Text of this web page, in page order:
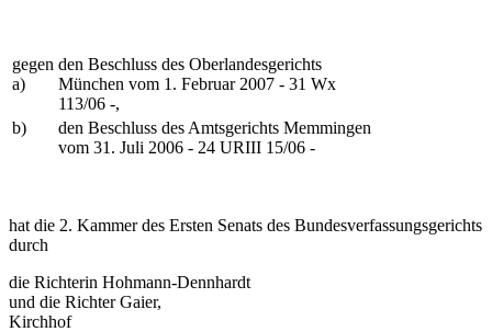
gegen
a)
den Beschluss des Oberlandesgerichts
München vom 1. Februar 2007 - 31 Wx
113/06 -,
b)
den Beschluss des Amtsgerichts Memmingen
vom 31. Juli 2006 - 24 URIII 15/06 -
hat die 2. Kammer des Ersten Senats des Bundesverfassungsgerichts
durch
die Richterin Hohmann-Dennhardt
und die Richter Gaier,
Kirchhof